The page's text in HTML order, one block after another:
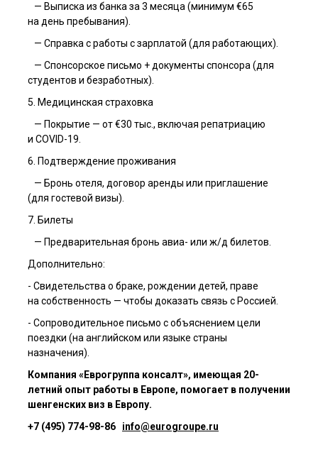
— Выписка из банка за 3 месяца (минимум €65
на день пребывания).
— Справка с работы с зарплатой (для работающих).
— Спонсорское письмо + документы спонсора (для
студентов и безработных).
5. Медицинская страховка
— Покрытие — от €30 тыс., включая репатриацию
и COVID-19.
6. Подтверждение проживания
— Бронь отеля, договор аренды или приглашение
(для гостевой визы).
7. Билеты
— Предварительная бронь авиа- или ж/д билетов.
Дополнительно:
- Свидетельства о браке, рождении детей, праве
на собственность — чтобы доказать связь с Россией.
- Сопроводительное письмо с объяснением цели
поездки (на английском или языке страны
назначения).
Компания «Еврогруппа консалт», имеющая 20-
летний опыт работы в Европе, помогает в получении
шенгенских виз в Европу.
+7 (495) 774-98-86 info@eurogroupe.ru